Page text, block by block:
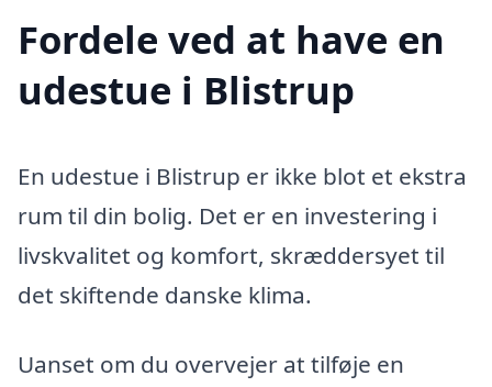
Fordele ved at have en
udestue i Blistrup
En udestue i Blistrup er ikke blot et ekstra
rum til din bolig. Det er en investering i
livskvalitet og komfort, skræddersyet til
det skiftende danske klima.
Uanset om du overvejer at tilføje en